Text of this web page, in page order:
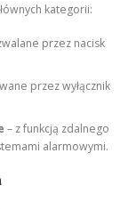
kategorii:
przez nacisk
przez wyłącznik
– z funkcją zdalnego
alarmowymi.